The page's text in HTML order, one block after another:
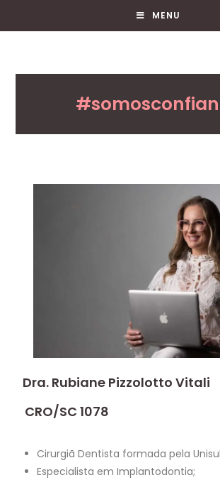
MENU
Dra. Rubiane Pizzolotto Vitali
CRO/SC 1078
Cirurgiã Dentista formada pela
Especialista em Implantodontia;